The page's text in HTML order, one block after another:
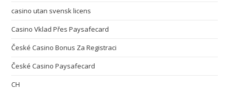
casino utan svensk licens
Casino Vklad Přes Paysafecard
České Casino Bonus Za Registraci
České Casino Paysafecard
CH